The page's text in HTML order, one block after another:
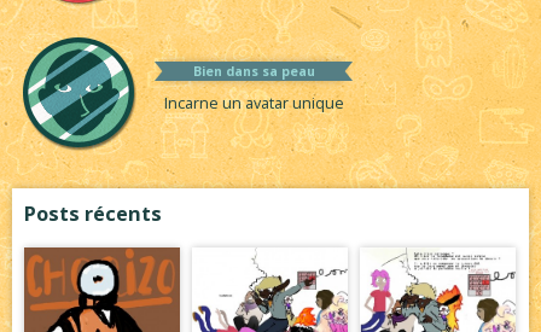
Bien dans sa peau
Incarne un avatar unique
Posts récents